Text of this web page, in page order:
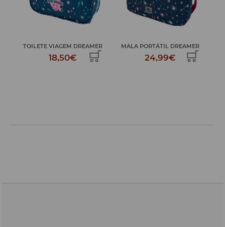
TOILETE VIAGEM DREAMER
18,50€
MALA PORTÁTIL DREAMER
24,99€